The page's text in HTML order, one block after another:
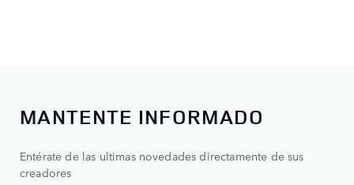
MANTENTE INFORMADO
Entérate de las ultimas novedades directamente de sus
creadores